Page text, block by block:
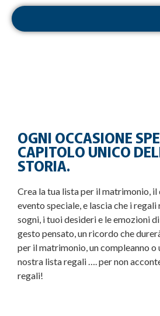
OGNI OCCASIONE
CAPITOLO UNICO
STORIA.
Crea la tua lista per il matrimonio, il
evento speciale, e lascia che i
sogni, i tuoi desideri e le emozioni
gesto pensato, un ricordo che
per il matrimonio, un compleanno o
nostra lista regali …. per non
regali!